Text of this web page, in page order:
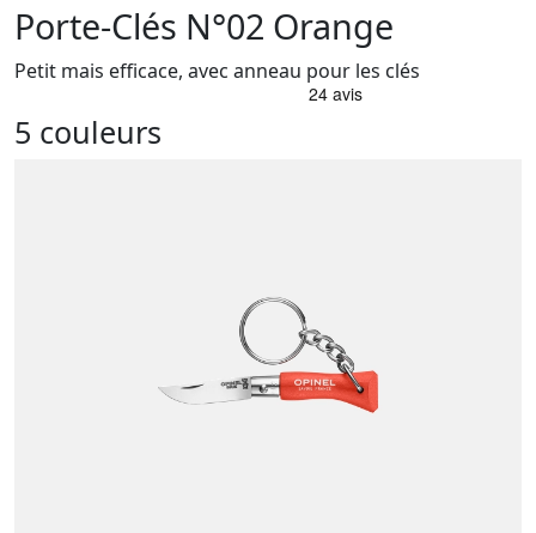
Porte-Clés N°02 Orange
Petit mais efficace, avec anneau pour les clés
5 couleurs